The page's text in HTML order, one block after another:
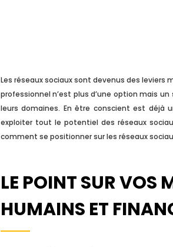
Les réseaux sociaux sont devenus des
professionnel n’est plus d’une option mais
leurs domaines. En être conscient est déjà
exploiter tout le potentiel des réseaux
comment se positionner sur les réseaux
LE POINT SUR VOS
HUMAINS ET